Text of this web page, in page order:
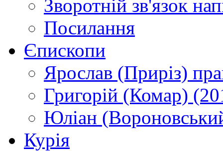
Зворотній зв'язок
Посилання
Єпископи
Ярослав (Приріз)
Григорій (Комар)
Юліан
Курія